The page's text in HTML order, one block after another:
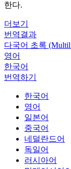
한다.
더보기
번역결과
다국어 초록
영어
한국어
번역하기
한국어
영어
일본어
중국어
네덜란드어
독일어
러시아어